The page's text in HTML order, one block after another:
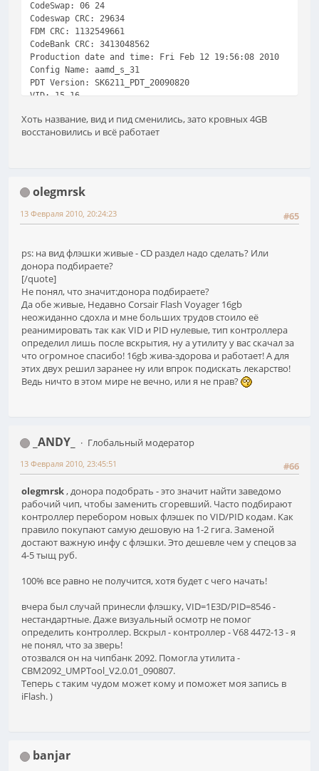
CodeSwap: 06 24
Codeswap CRC: 29634
FDM CRC: 1132549661
CodeBank CRC: 3413048562
Production date and time: Fri Feb 12 19:56:08 2010
Config Name: aamd_s_31
PDT Version: SK6211_PDT_20090820
VID: 15 16
Vendor Name: SKY
Product Name: UFD
Plane(s): 2
Internal Interleave: Disable
External Interleave: Disable
tRc/tWc: 28.57 ns (35 Mhz)
Real Density: (0 MB)
Error Code: 0 0
Product Line: 899
Хоть название, вид и пид сменились, зато кровных 4GB
восстановились и всё работает
olegmrsk
#65
13 Февраля 2010, 20:24:23
ps: на вид флэшки живые - CD раздел надо сделать? Или
донора подбираете?
[/quote]
Не понял, что значит:донора подбираете?
Да обе живые, Недавно Corsair Flash Voyager 16gb
неожиданно сдохла и мне больших трудов стоило её
реанимировать так как VID и PID нулевые, тип контроллера
определил лишь после вскрытия, ну а утилиту у вас скачал за
что огромное спасибо! 16gb жива-здорова и работает! А для
этих двух решил заранее ну или впрок подискать лекарство!
Ведь ничто в этом мире не вечно, или я не прав?
_ANDY_
Глобальный модератор
#66
13 Февраля 2010, 23:45:51
olegmrsk, донора подобрать - это значит найти заведомо
рабочий чип, чтобы заменить сгоревший. Часто подбирают
контроллер перебором новых флэшек по VID/PID кодам. Как
правило покупают самую дешовую на 1-2 гига. Заменой
достают важную инфу с флэшки. Это дешевле чем у спецов за
4-5 тыщ руб.
100% все равно не получится, хотя будет с чего начать!
вчера был случай принесли флэшку, VID=1E3D/PID=8546 -
нестандартные. Даже визуальный осмотр не помог
определить контроллер. Вскрыл - контроллер - V68 4472-13 - я
не понял, что за зверь!
отозвался он на чипбанк 2092. Помогла утилита -
CBM2092_UMPTool_V2.0.01_090807.
Теперь с таким чудом может кому и поможет моя запись в
iFlash. )
banjar